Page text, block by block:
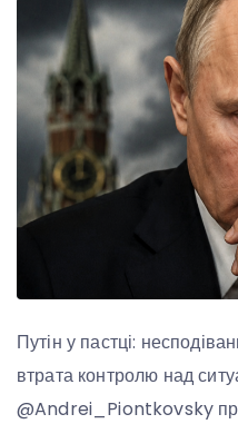
Путін у пастці:
втрата контролю над
@Andrei_Piontkovsky